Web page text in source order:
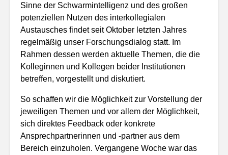
Sinne der Schwarmintelligenz und des großen
potenziellen Nutzen des interkollegialen
Austausches findet seit Oktober letzten Jahres
regelmäßig unser Forschungsdialog statt. Im
Rahmen dessen werden aktuelle Themen, die die
Kolleginnen und Kollegen beider Institutionen
betreffen, vorgestellt und diskutiert.
So schaffen wir die Möglichkeit zur Vorstellung der
jeweiligen Themen und vor allem der Möglichkeit,
sich direktes Feedback oder konkrete
Ansprechpartnerinnen und -partner aus dem
Bereich einzuholen. Vergangene Woche war das